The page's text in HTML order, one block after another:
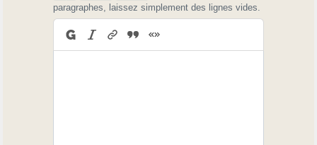
paragraphes, laissez simplement des lignes vides.